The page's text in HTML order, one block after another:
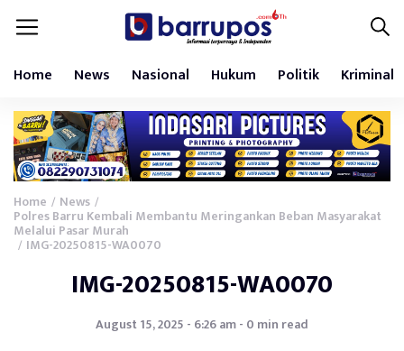
Home News Nasional Hukum Politik Kriminal
Home / News /
Polres Barru Kembali Membantu Meringankan Beban Masyarakat
Melalui Pasar Murah
/ IMG-20250815-WA0070
IMG-20250815-WA0070
August 15, 2025 - 6:26 am - 0 min read